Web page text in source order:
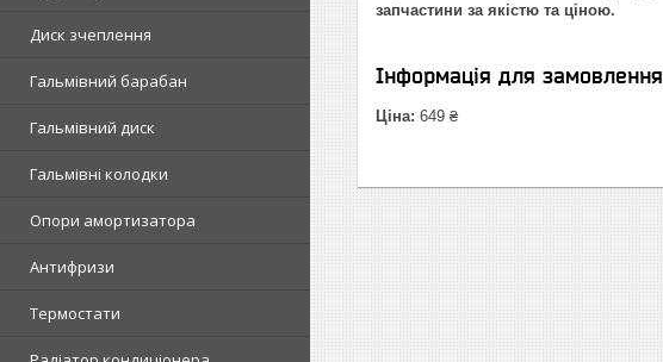
Диск зчеплення
Гальмівний барабан
Гальмівний диск
Гальмівні колодки
Опори амортизатора
Антифризи
Термостати
запчастини за якістю та ціною.
Інформація для замовлення
Ціна: 649 ₴